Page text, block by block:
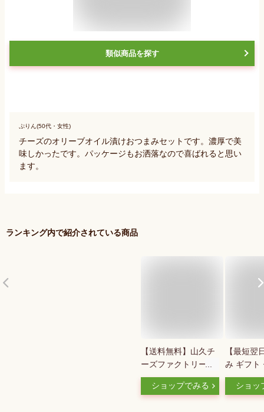
類似商品を探す
ぷりん(50代・女性)
チーズのオリーブオイル漬けおつまみセットです。濃厚で美
味しかったです。パッケージもお洒落なので喜ばれると思い
ます。
ランキング内で紹介されている商品
【送料無料】山久チ
ーズファクトリー・
バラエティーチーズ
12個セット【代引不
ショップでみる
【最短翌
み ギフト
【楽天1
プリ受賞
ショッ